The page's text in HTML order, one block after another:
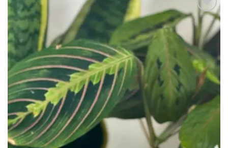
Añadir
a la
lista
de
deseos